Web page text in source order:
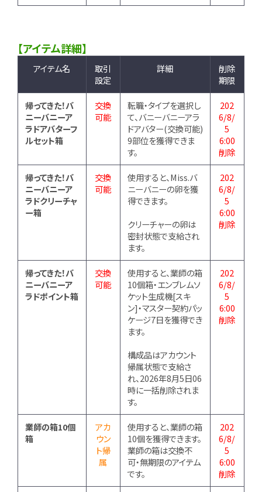
【アイテム詳細】
アイテム名
取引
設定
詳細
削除
期限
帰ってきた！バ
ニーバニーア
ラドアバターフ
ルセット箱
交換
可能
転職・タイプを選択し
て、バニーバニーアラ
ドアバター(交換可能)
9部位を獲得できま
す。
202
6/8/
5
6:00
削除
帰ってきた！バ
ニーバニーア
ラドクリーチャ
ー箱
交換
可能
使用すると、Miss.バ
ニーバニーの卵を獲
得できます。
クリーチャーの卵は
密封状態で支給され
ます。
202
6/8/
5
6:00
削除
帰ってきた！バ
ニーバニーア
ラドポイント箱
交換
可能
使用すると、業師の箱
10個箱・エンブレムソ
ケット生成機[スキ
ン]・マスター契約パッ
ケージ7日を獲得でき
ます。
構成品はアカウント
帰属状態で支給さ
れ、2026年8月5日06
時に一括削除されま
す。
202
6/8/
5
6:00
削除
業師の箱10個
箱
アカ
ウン
ト帰
属
使用すると、業師の箱
10個を獲得できます。
業師の箱は交換不
可・無期限のアイテム
です。
202
6/8/
5
6:00
削除